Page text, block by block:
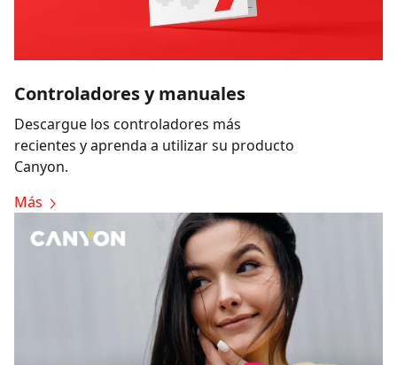
Controladores y manuales
Descargue los controladores más
recientes y aprenda a utilizar su producto
Canyon.
Más